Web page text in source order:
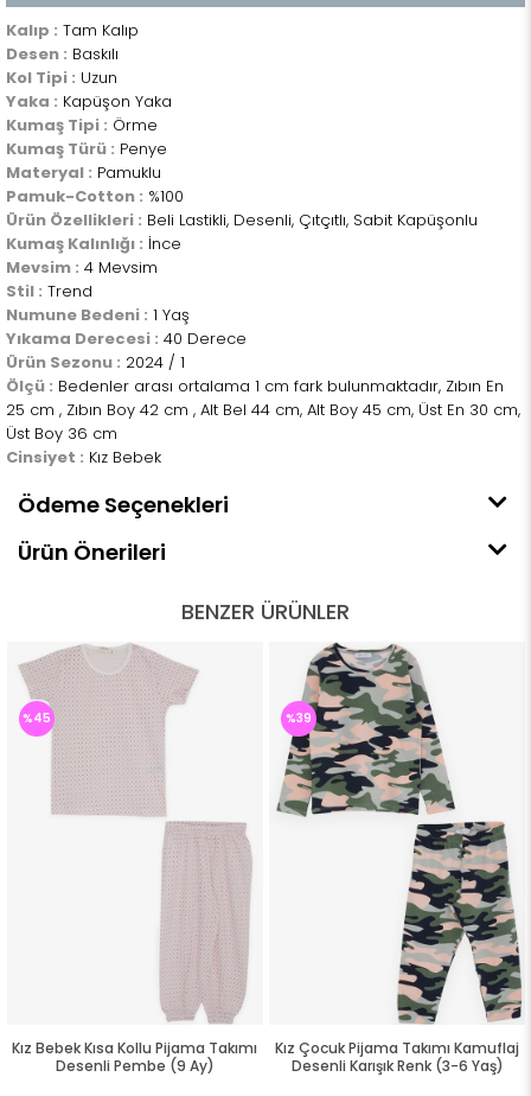
Kalıp : Tam Kalıp
Desen : Baskılı
Kol Tipi : Uzun
Yaka : Kapüşon Yaka
Kumaş Tipi : Örme
Kumaş Türü : Penye
Materyal : Pamuklu
Pamuk-Cotton : %100
Ürün Özellikleri : Beli Lastikli, Desenli, Çıtçıtlı, Sabit Kapüşonlu
Kumaş Kalınlığı : İnce
Mevsim : 4 Mevsim
Stil : Trend
Numune Bedeni : 1 Yaş
Yıkama Derecesi : 40 Derece
Ürün Sezonu : 2024 / 1
Ölçü : Bedenler arası ortalama 1 cm fark bulunmaktadır, Zıbın En
25 cm , Zıbın Boy 42 cm , Alt Bel 44 cm, Alt Boy 45 cm, Üst En 30 cm,
Üst Boy 36 cm
Cinsiyet : Kız Bebek
Ödeme Seçenekleri
Ürün Önerileri
BENZER ÜRÜNLER
Kollu Pijama Takımı
Pembe (9 Ay)
Kız Çocuk Pijama Takımı Kamuflaj
Desenli Karışık Renk (3-6 Yaş)
Kız Bebek
Desenli